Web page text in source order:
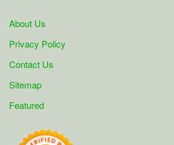
About Us
Privacy Policy
Contact Us
Sitemap
Featured